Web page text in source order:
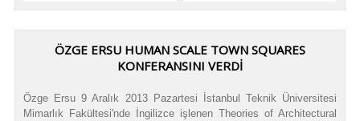
ÖZGE ERSU HUMAN SCALE TOWN SQUARES
KONFERANSINI VERDI
Özge Ersu 9 Aralık 2013 Pazartesi İstanbul Teknik Üniversitesi
Mimarlık Fakültesi'nde İngilizce işlenen Theories of Architectural